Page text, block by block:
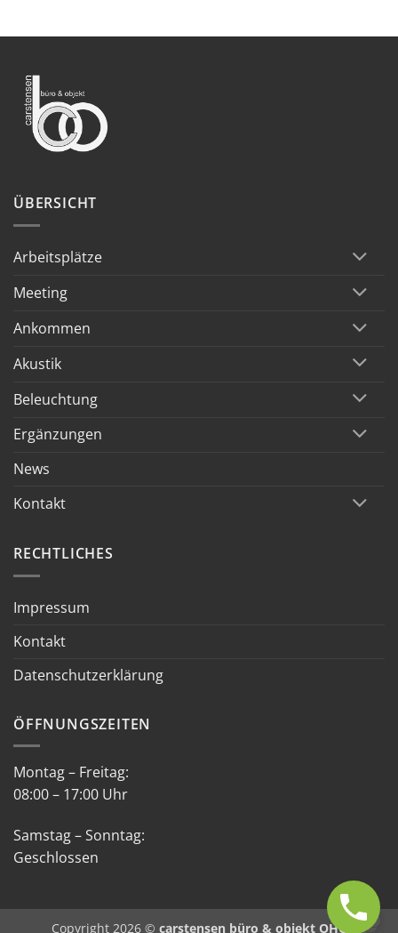
ÜBERSICHT
Arbeitsplätze
Meeting
Ankommen
Akustik
Beleuchtung
Ergänzungen
News
Kontakt
RECHTLICHES
Impressum
Kontakt
Datenschutzerklärung
ÖFFNUNGSZEITEN
Montag – Freitag:
08:00 – 17:00 Uhr
Samstag – Sonntag:
Geschlossen
Copyright 2026 © carstensen büro & objekt OHG